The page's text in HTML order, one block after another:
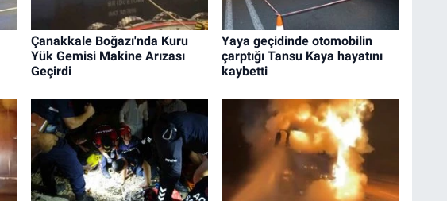
Çanakkale Boğazı'nda Kuru
Yük Gemisi Makine Arızası
Geçirdi
Yaya geçidinde otomobilin
çarptığı Tansu Kaya hayatını
kaybetti